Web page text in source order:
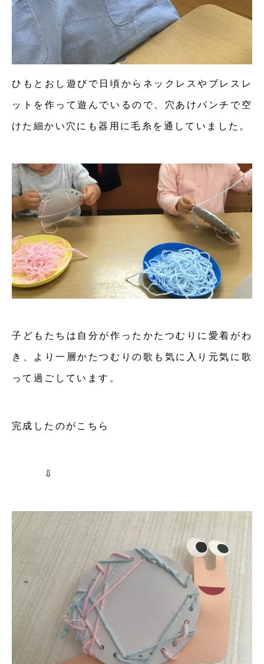
ひもとおし遊びで日頃からネックレスやブレスレ
ットを作って遊んでいるので、穴あけパンチで空
けた細かい穴にも器用に毛糸を通していました。
子どもたちは自分が作ったかたつむりに愛着がわ
き、より一層かたつむりの歌も気に入り元気に歌
って過ごしています。
完成したのがこちら
⇩